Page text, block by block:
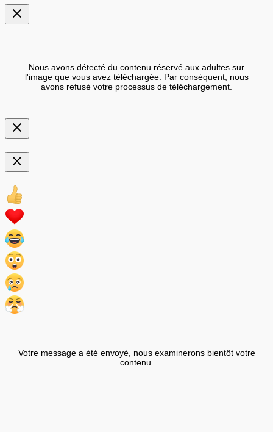
Nous avons détecté du contenu réservé aux adultes sur
l'image que vous avez téléchargée. Par conséquent, nous
avons refusé votre processus de téléchargement.
Votre message a été envoyé, nous examinerons bientôt votre
contenu.